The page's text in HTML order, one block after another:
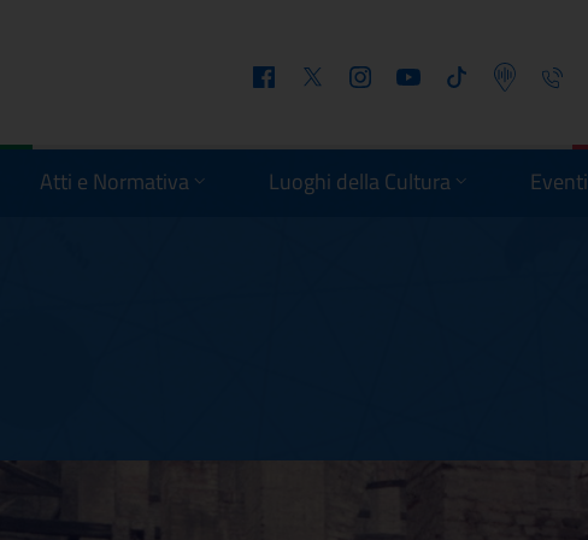
FacebookTwitter InstagramYoutube Tiktok Podcast Telefono
Atti e Normativa Luoghi della Cultura Eventi